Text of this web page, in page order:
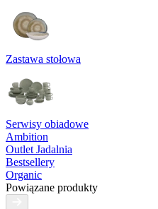
Zastawa stołowa
Serwisy obiadowe
Ambition
Outlet Jadalnia
Bestsellery
Organic
Powiązane produkty